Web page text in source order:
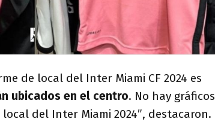
de local del Inter Miami CF 2024 es
ubicados en el centro. No hay gráficos
del Inter Miami 2024″, destacaron.